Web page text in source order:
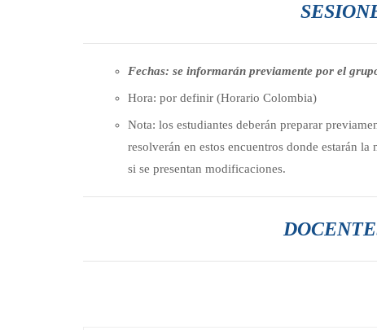
Fechas: se informarán previamente por el
Hora: por definir (Horario Colombia)
Nota: los estudiantes deberán preparar
resolverán en estos encuentros donde estarán
si se presentan modificaciones.